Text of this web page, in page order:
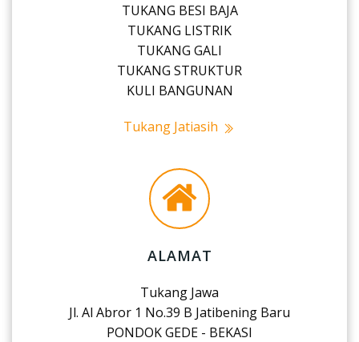
TUKANG BESI BAJA
TUKANG LISTRIK
TUKANG GALI
TUKANG STRUKTUR
KULI BANGUNAN
Tukang Jatiasih
ALAMAT
Tukang Jawa
Jl. Al Abror 1 No.39 B Jatibening Baru
PONDOK GEDE - BEKASI